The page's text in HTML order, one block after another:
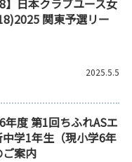
】日本クラブユース女
関東予選リー
2025.5.5
年度 第1回ちふれASエ
学1年生（現小学6年
案内